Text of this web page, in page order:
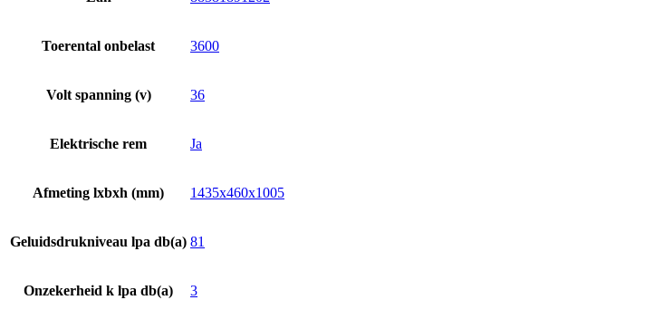
Toerental onbelast 3600
Volt spanning (v) 36
Elektrische rem Ja
Afmeting lxbxh (mm) 1435x460x1005
Geluidsdrukniveau lpa db(a) 81
Onzekerheid k lpa db(a) 3